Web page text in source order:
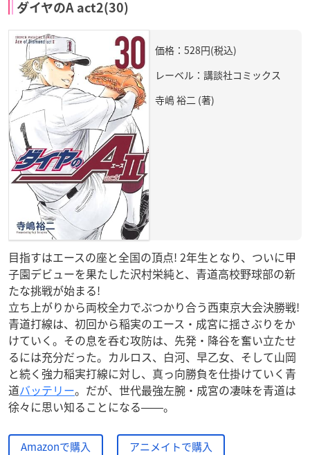
ダイヤのA act2(30)
価格：528円(税込)
レーベル：講談社コミックス
寺嶋 裕二 (著)
目指すはエースの座と全国の頂点! 2年生となり、ついに甲
子園デビューを果たした沢村栄純と、青道高校野球部の新
たな挑戦が始まる!
立ち上がりから両校全力でぶつかり合う西東京大会決勝戦!
青道打線は、初回から稲実のエース・成宮に揺さぶりをか
けていく。その息を呑む攻防は、先発・降谷を奮い立たせ
るには充分だった。カルロス、白河、早乙女、そして山岡
と続く強力稲実打線に対し、真っ向勝負を仕掛けていく青
道バッテリー。だが、世代最強左腕・成宮の凄味を青道は
徐々に思い知ることになる――。
Amazonで購入 アニメイトで購入